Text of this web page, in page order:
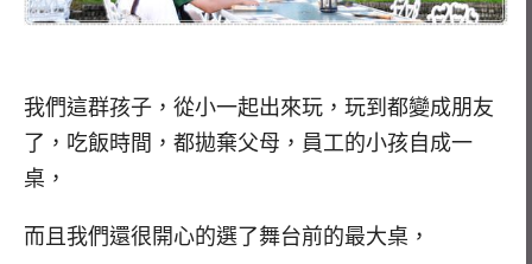
我們這群孩子，從小一起出來玩，玩到都變成朋友
了，吃飯時間，都拋棄父母，員工的小孩自成一
桌，
而且我們還很開心的選了舞台前的最大桌，